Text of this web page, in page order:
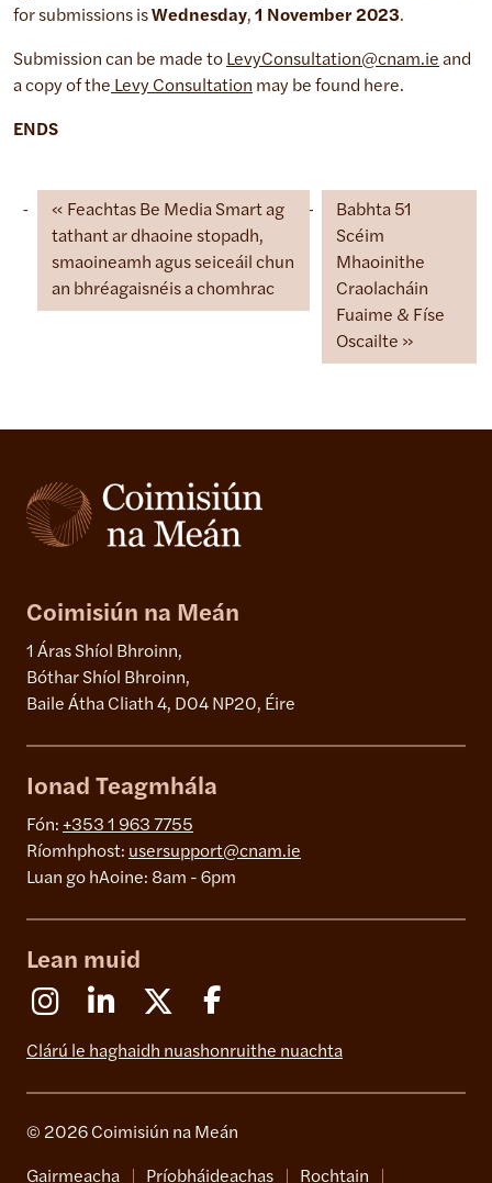
for submissions isWednesday, 1 November 2023.
Submission can be made to LevyConsultation@cnam.ie and
a copy of the Levy Consultation may be found here.
ENDS
Feachtas Be Media Smart ag
tathant ar dhaoine stopadh,
smaoineamh agus seiceáil chun
an bhréagaisnéis a chomhrac
Babhta 51
Scéim
Mhaoinithe
Craolacháin
Fuaime & Físe
Oscailte
Coimisiún na Meán
1 Áras Shíol Bhroinn,
Bóthar Shíol Bhroinn,
Baile Átha Cliath 4, D04 NP20, Éire
Ionad Teagmhála
Fón: +353 1 963 7755
Ríomhphost: usersupport@cnam.ie
Luan go hAoine: 8am - 6pm
Lean muid
InstagramLinkedin X (Formerly Twitter)
Clárú le haghaidh nuashonruithe nuachta
© 2026 Coimisiún na Meán
Gairmeacha Príobháideachas Rochtain